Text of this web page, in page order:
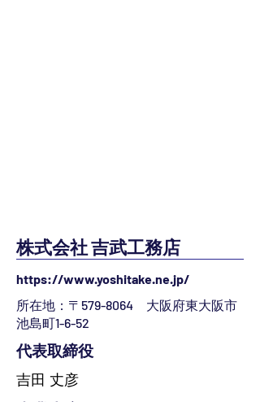
株式会社 吉武工務店
https://www.yoshitake.ne.jp/
所在地：〒579-8064 大阪府東大阪市
池島町1-6-52
代表取締役
吉田 丈彦